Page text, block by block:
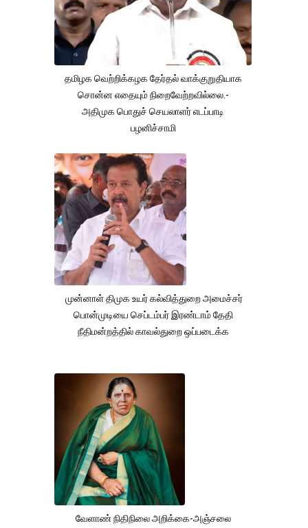
தமிழக வெற்றிக்கழக தேர்தல் வாக்குறுதியாக
சொன்ன எதையும் நிறைவேற்றவில்லை.-
அதிமுக பொதுச் செயலாளர் எடப்பாடி
பழனிச்சாமி
முன்னாள் திமுக உயர் கல்வித்துறை அமைச்சர்
பொன்முடியை செப்டம்பர் இரண்டாம் தேதி
நீதிமன்றத்தில் காவல்துறை ஒப்படைக்க
வேளாண் நிதிநிலை அறிக்கை-அஞ்சலை